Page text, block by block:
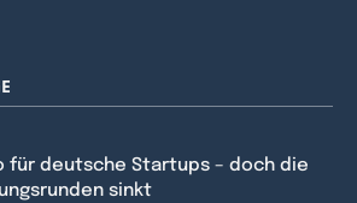
für deutsche Startups – doch die
sinkt